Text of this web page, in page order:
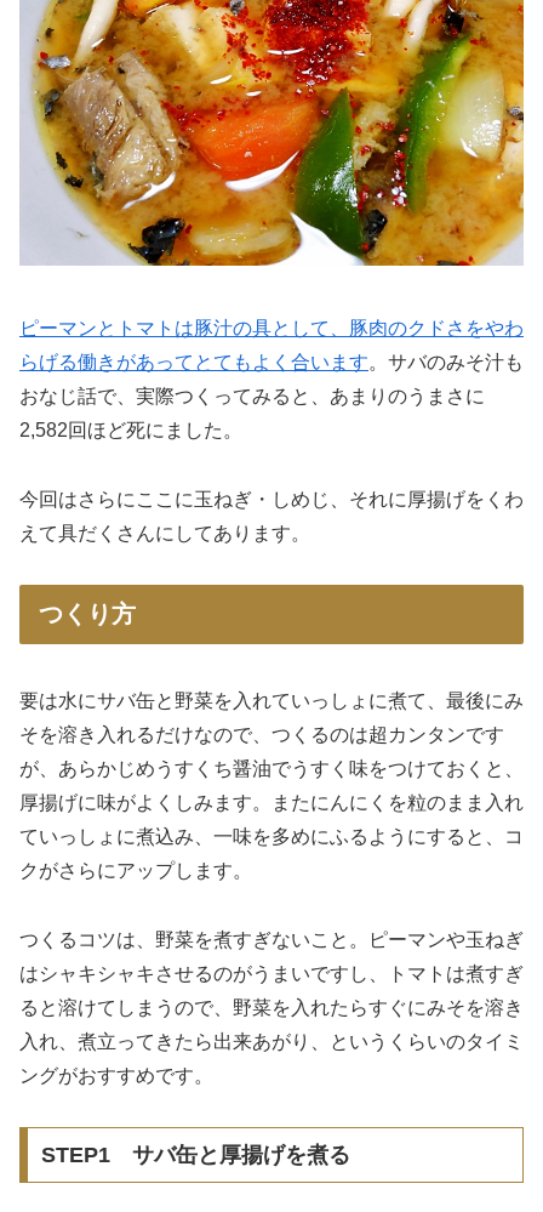
ピーマンとトマトは豚汁の具として、豚肉のクドさをやわ
らげる働きがあってとてもよく合います。サバのみそ汁も
おなじ話で、実際つくってみると、あまりのうまさに
2,582回ほど死にました。
今回はさらにここに玉ねぎ・しめじ、それに厚揚げをくわ
えて具だくさんにしてあります。
つくり方
要は水にサバ缶と野菜を入れていっしょに煮て、最後にみ
そを溶き入れるだけなので、つくるのは超カンタンです
が、あらかじめうすくち醤油でうすく味をつけておくと、
厚揚げに味がよくしみます。またにんにくを粒のまま入れ
ていっしょに煮込み、一味を多めにふるようにすると、コ
クがさらにアップします。
つくるコツは、野菜を煮すぎないこと。ピーマンや玉ねぎ
はシャキシャキさせるのがうまいですし、トマトは煮すぎ
ると溶けてしまうので、野菜を入れたらすぐにみそを溶き
入れ、煮立ってきたら出来あがり、というくらいのタイミ
ングがおすすめです。
STEP1 サバ缶と厚揚げを煮る